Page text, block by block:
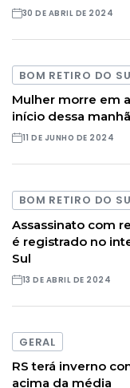
30 DE ABRIL DE 2024
BOM RETIRO DO
Mulher morre em
início dessa
11 DE JUNHO DE 2024
BOM RETIRO DO
Assassinato com
é registrado no
Sul
13 DE ABRIL DE 2024
GERAL
RS terá inverno
acima da média